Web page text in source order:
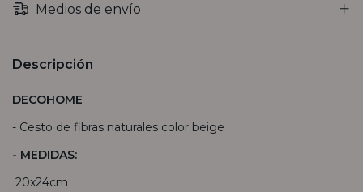
Medios de envío
Descripción
DECOHOME
- Cesto de fibras naturales color beige
- MEDIDAS:
20x24cm